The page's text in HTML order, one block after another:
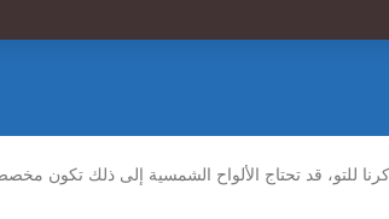
للتو، قد تحتاج الألواح الشمسية إلى ذلك تكون